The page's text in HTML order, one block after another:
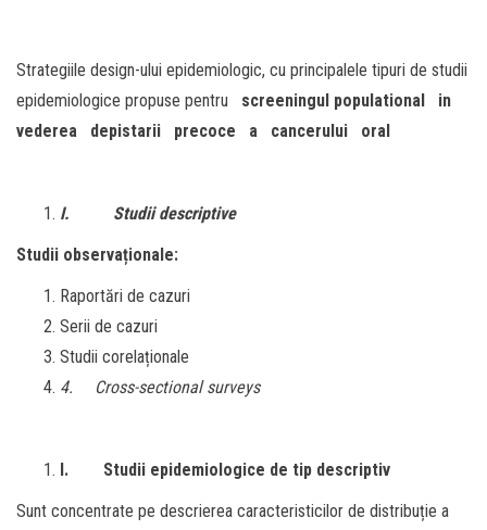
Strategiile design-ului epidemiologic, cu principalele tipuri de studii
epidemiologice propuse pentru screeningul populational in
vederea depistarii precoce a cancerului oral
I.
Studii descriptive
Studii observaționale:
Raportări de cazuri
Serii de cazuri
Studii corelaționale
4.
Cross-sectional surveys
I. Studii epidemiologice de tip descriptiv
Sunt concentrate pe descrierea caracteristicilor de distribuție a